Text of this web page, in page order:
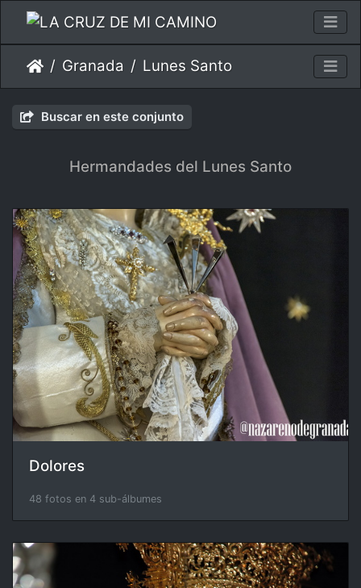
Granada Lunes Santo
Buscar en este conjunto
Hermandades del Lunes Santo
Dolores
48 fotos en 4 sub-álbumes